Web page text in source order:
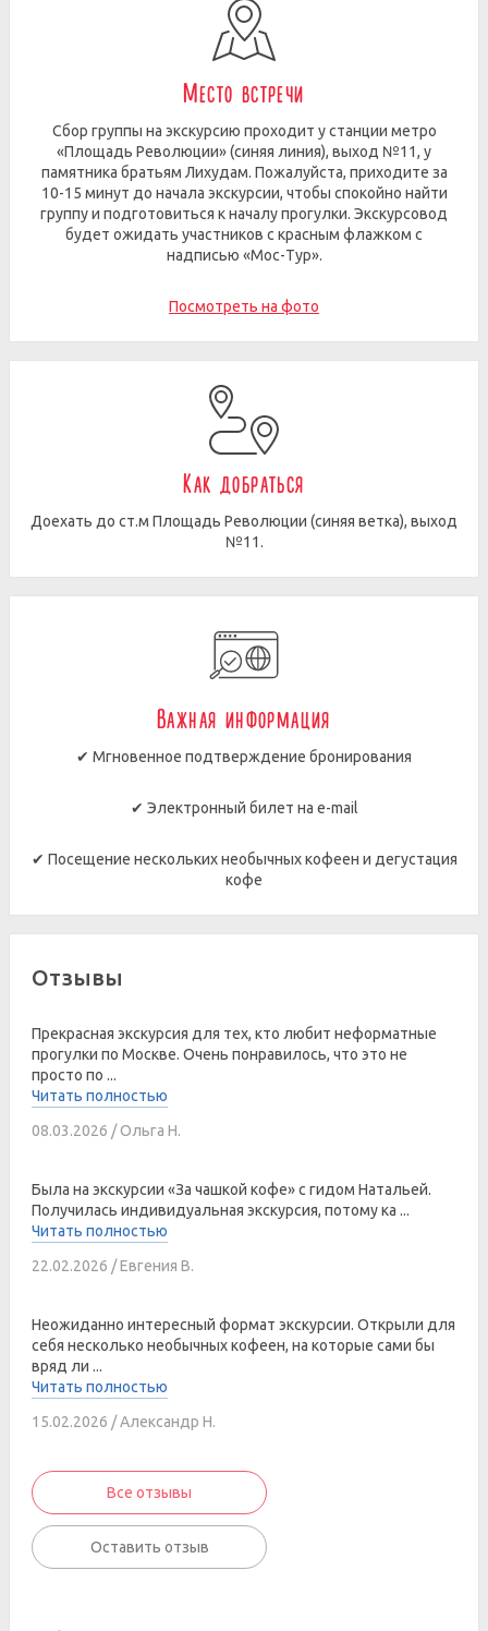
Место встречи
Сбор группы на экскурсию проходит у станции метро
«Площадь Революции» (синяя линия), выход №11, у
памятника братьям Лихудам. Пожалуйста, приходите за
10-15 минут до начала экскурсии, чтобы спокойно найти
группу и подготовиться к началу прогулки. Экскурсовод
будет ожидать участников с красным флажком с
надписью «Мос-Тур».
Посмотреть на фото
Как добраться
Доехать до ст.м Площадь Революции (синяя ветка), выход
№11.
Важная информация
✔ Мгновенное подтверждение бронирования
✔ Электронный билет на e-mail
✔ Посещение нескольких необычных кофеен и дегустация
кофе
Отзывы
Прекрасная экскурсия для тех, кто любит неформатные
прогулки по Москве. Очень понравилось, что это не
просто по ...
Читать полностью
08.03.2026 / Ольга Н.
Была на экскурсии «За чашкой кофе» с гидом Натальей.
Получилась индивидуальная экскурсия, потому ка ...
Читать полностью
22.02.2026 / Евгения В.
Неожиданно интересный формат экскурсии. Открыли для
себя несколько необычных кофеен, на которые сами бы
вряд ли ...
Читать полностью
15.02.2026 / Александр Н.
Все отзывы
Оставить отзыв